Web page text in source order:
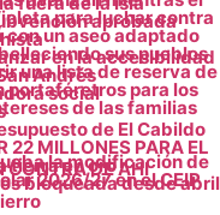
aprobada
para luchar contra
con un aseo adaptado
en la accesibilidad
sus pueblos
Andrés
una lista de reserva de
social
portaféretros para los
de las familias
de El Cabildo
22 MILLONES PARA EL
CONTRA DE AHI
en oro
la modificación de
bloqueada desde abril
2026/27 en el CEIP